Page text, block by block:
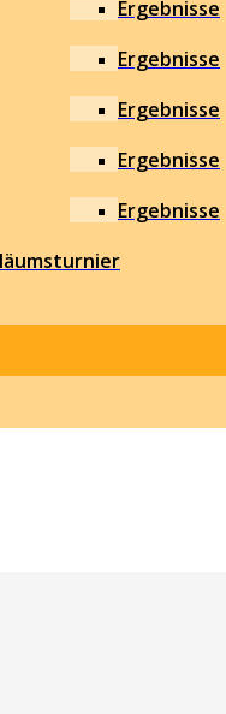
Ergebnisse
Ergebnisse
Ergebnisse
Ergebnisse
Ergebnisse